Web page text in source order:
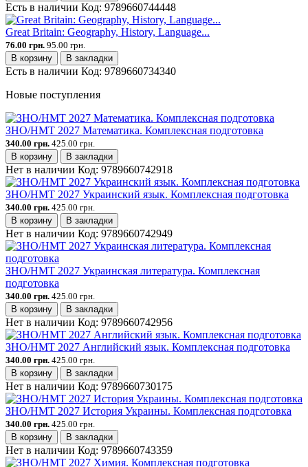
Есть в наличии Код: 9789660744448
Great Britain: Geography, History, Language...
76.00 грн. 95.00 грн.
В корзину
В закладки
Есть в наличии Код: 9789660734340
Новые поступления
ЗНО/НМТ 2027 Математика. Комплексная подготовка
340.00 грн. 425.00 грн.
В корзину
В закладки
Нет в наличии Код: 9789660742918
ЗНО/НМТ 2027 Украинский язык. Комплексная подготовка
340.00 грн. 425.00 грн.
В корзину
В закладки
Нет в наличии Код: 9789660742949
ЗНО/НМТ 2027 Украинская литература. Комплексная
подготовка
340.00 грн. 425.00 грн.
В корзину
В закладки
Нет в наличии Код: 9789660742956
ЗНО/НМТ 2027 Английский язык. Комплексная подготовка
340.00 грн. 425.00 грн.
В корзину
В закладки
Нет в наличии Код: 9789660730175
ЗНО/НМТ 2027 История Украины. Комплексная подготовка
340.00 грн. 425.00 грн.
В корзину
В закладки
Нет в наличии Код: 9789660743359